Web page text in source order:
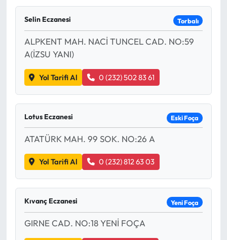
Selin Eczanesi Torbalı
ALPKENT MAH. NACİ TUNCEL CAD. NO:59
A(İZSU YANI)
Yol Tarifi Al 0 (232) 502 83 61
Lotus Eczanesi Eski Foça
ATATÜRK MAH. 99 SOK. NO:26 A
Yol Tarifi Al 0 (232) 812 63 03
Kıvanç Eczanesi Yeni Foça
GIRNE CAD. NO:18 YENİ FOÇA